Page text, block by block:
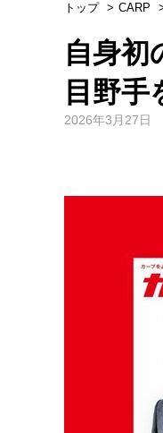
トップ CARP
自身初
目野
2026年3月27日